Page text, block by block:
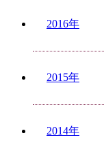
2016年
2015年
2014年